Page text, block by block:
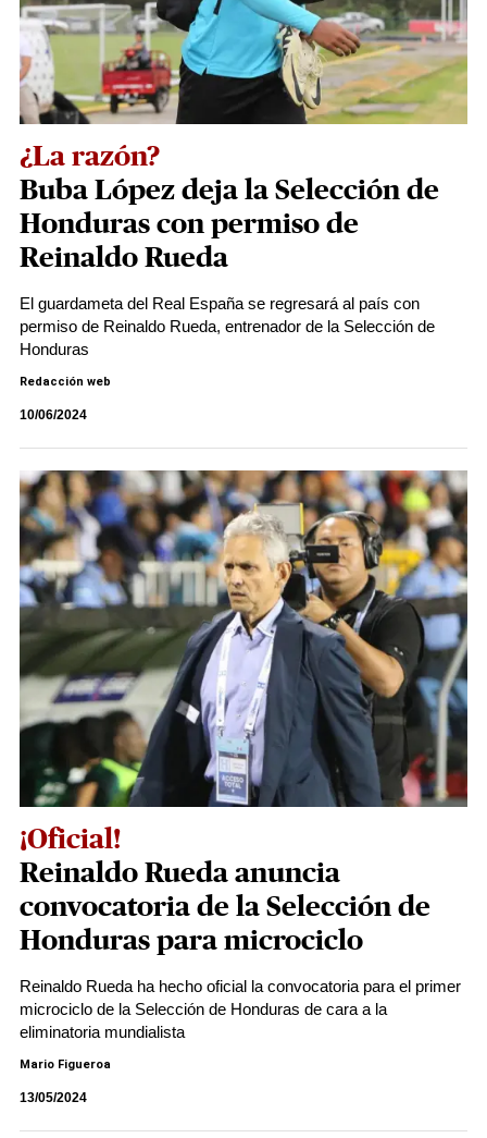
¿La razón?
Buba López deja la Selección de
Honduras con permiso de
Reinaldo Rueda
El guardameta del Real España se regresará al país con
permiso de Reinaldo Rueda, entrenador de la Selección de
Honduras
Redacción web
10/06/2024
¡Oficial!
Reinaldo Rueda anuncia
convocatoria de la Selección de
Honduras para microciclo
Reinaldo Rueda ha hecho oficial la convocatoria para el primer
microciclo de la Selección de Honduras de cara a la
eliminatoria mundialista
Mario Figueroa
13/05/2024